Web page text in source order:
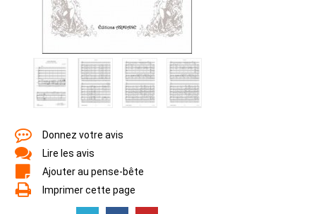
Donnez votre avis
Lire les avis
Ajouter au pense-bête
Imprimer cette page